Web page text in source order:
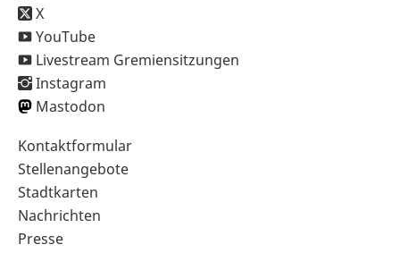
X
YouTube
Livestream Gremiensitzungen
Instagram
Mastodon
Sekundärnavigation
im
Fußbereich
Kontaktformular
Stellenangebote
Stadtkarten
Nachrichten
Presse